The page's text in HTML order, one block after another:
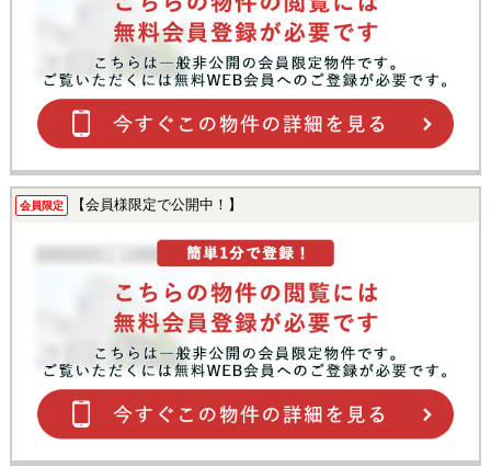
会員限定 【会員様限定で公開中！】